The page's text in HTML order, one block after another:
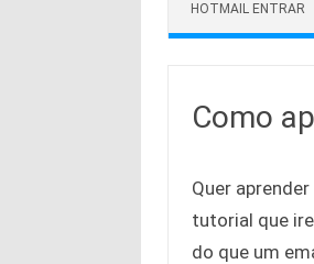
HOTMAIL ENTRAR
Como
Quer
tutorial que
do que um